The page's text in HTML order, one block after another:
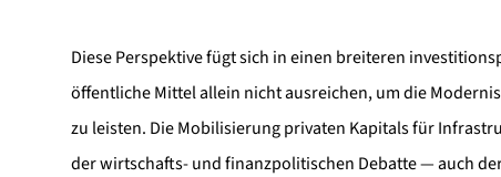
Diese Perspektive fügt sich in einen breiteren
öffentliche Mittel allein nicht ausreichen, um die
zu leisten. Die Mobilisierung privaten Kapitals für
der wirtschafts- und finanzpolitischen Debatte — auch